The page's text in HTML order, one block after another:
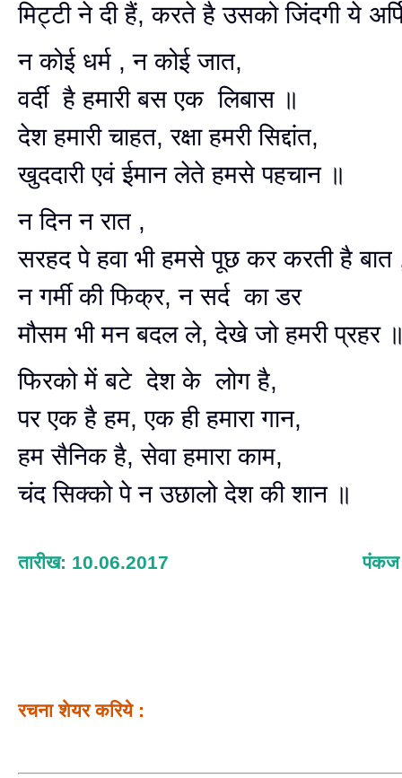
मिट्टी ने दी हैं, करते है उसको जिंदगी ये
न कोई धर्म , न कोई जात,
वर्दी है हमारी बस एक लिबास ॥
देश हमारी चाहत, रक्षा हमरी सिद्दांत,
खुददारी एवं ईमान लेते हमसे पहचान ॥
न दिन न रात ,
सरहद पे हवा भी हमसे पूछ कर करती है बात
न गर्मी की फिक्र, न सर्द का डर
मौसम भी मन बदल ले, देखे जो हमरी
फिरको में बटे देश के लोग है,
पर एक है हम, एक ही हमारा गान,
हम सैनिक है, सेवा हमारा काम,
चंद सिक्को पे न उछालो देश की शान ॥
तारीख: 10.06.2017 पंकज
रचना शेयर करिये :